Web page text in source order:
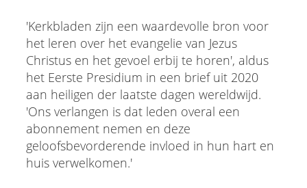
'Kerkbladen zijn een waardevolle bron voor
het leren over het evangelie van Jezus
Christus en het gevoel erbij te horen', aldus
het Eerste Presidium in een brief uit 2020
aan heiligen der laatste dagen wereldwijd.
'Ons verlangen is dat leden overal een
abonnement nemen en deze
geloofsbevorderende invloed in hun hart en
huis verwelkomen.'